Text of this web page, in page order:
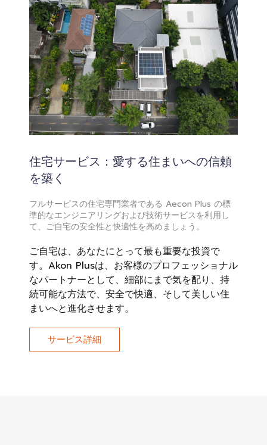
住宅サービス：愛する住まいへの信頼
を築く
フルサービスの住宅専門業者である Aecon Plus の標
準的なエンジニアリングおよび技術サービスを利用し
て、ご自宅の安全性と快適性を高めましょう。
ご自宅は、あなたにとって最も重要な投資で
す。Akon Plusは、お客様のプロフェッショナル
なパートナーとして、細部にまで気を配り、持
続可能な方法で、安全で快適、そして美しい住
まいへと進化させます。
サービス詳細